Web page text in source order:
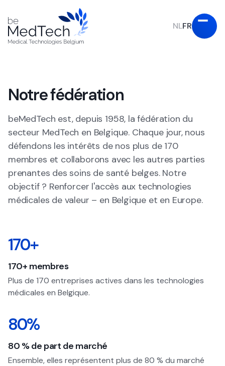
NLFR
Notre fédération
beMedTech est, depuis 1958, la fédération du
secteur MedTech en Belgique. Chaque jour, nous
défendons les intérêts de nos plus de 170
membres et collaborons avec les autres parties
prenantes des soins de santé belges. Notre
objectif ? Renforcer l'accès aux technologies
médicales de valeur – en Belgique et en Europe.
170+
170+ membres
Plus de 170 entreprises actives dans les technologies
médicales en Belgique.
80%
80 % de part de marché
Ensemble, elles représentent plus de 80 % du marché